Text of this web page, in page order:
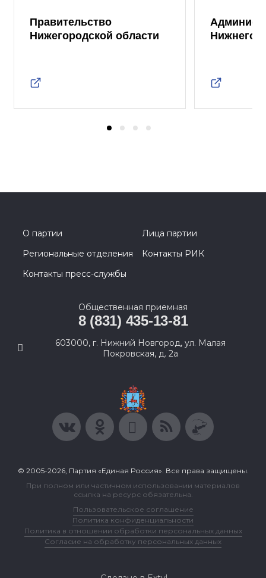
Правительство
Нижегородской области
Нижнего
О партии
Лица партии
Региональные отделения
Контакты РИК
Контакты пресс-службы
Общественная приемная
8 (831) 435-13-81
603000, г. Нижний Новгород, ул. Малая
Покровская, д. 2а
© 2005-2026, Партия «Единая Россия». Все права защищены.
При полном или частичном использовании материалов
ссылка на ресурс обязательна.
Пользовательское соглашение
Политика конфиденциальности
Политика в отношении обработки персональных данных
Согласие на обработку персональных данных